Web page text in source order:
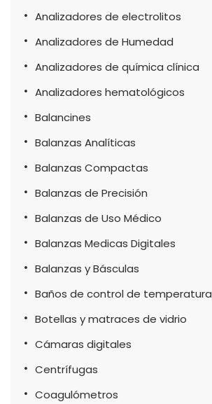
Analizadores de electrolitos
Analizadores de Humedad
Analizadores de química clínica
Analizadores hematológicos
Balancines
Balanzas Analíticas
Balanzas Compactas
Balanzas de Precisión
Balanzas de Uso Médico
Balanzas Medicas Digitales
Balanzas y Básculas
Baños de control de temperatura
Botellas y matraces de vidrio
Cámaras digitales
Centrífugas
Coagulómetros